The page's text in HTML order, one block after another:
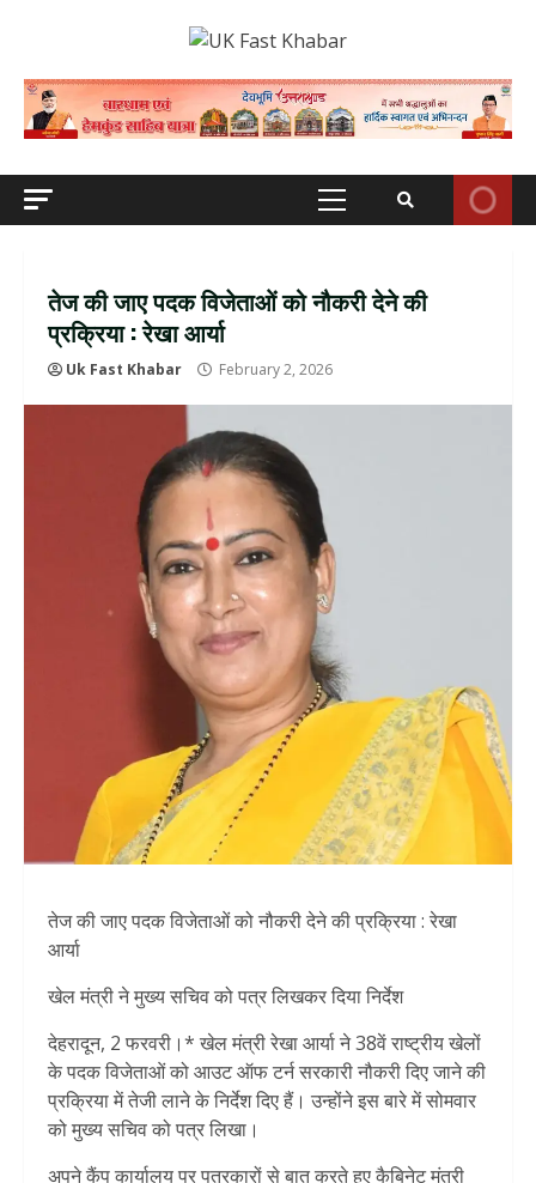
Primary
तेज की जाए पदक विजेताओं को नौकरी देने की
प्रक्रिया : रेखा आर्या
Uk Fast Khabar February 2, 2026
तेज की जाए पदक विजेताओं को नौकरी देने की प्रक्रिया : रेखा
आर्या
खेल मंत्री ने मुख्य सचिव को पत्र लिखकर दिया निर्देश
देहरादून, 2 फरवरी।* खेल मंत्री रेखा आर्या ने 38वें राष्ट्रीय खेलों
के पदक विजेताओं को आउट ऑफ टर्न सरकारी नौकरी दिए जाने की
प्रक्रिया में तेजी लाने के निर्देश दिए हैं। उन्होंने इस बारे में सोमवार
को मुख्य सचिव को पत्र लिखा।
अपने कैंप कार्यालय पर पत्रकारों से बात करते हुए कैबिनेट मंत्री